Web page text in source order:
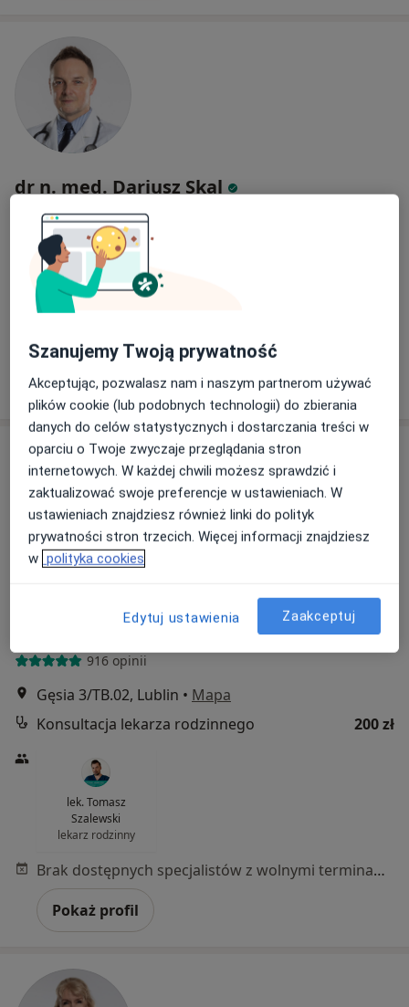
dr n. med. Dariusz Skal
Lekarz rodzinny·Więcej
106 opinii
Kapucyńska 1A, Lublin
Medical Centrum
Konsultacja internistyczna
Poproś o wizytę
MRI-Lab Centrum Medyczne
Medycyna rodzinna, Radiologia, Ultrasonografia·Więcej
916 opinii
Gęsia 3/TB.02, Lublin • Mapa
Konsultacja lekarza rodzinnego
200 zł
lek. Tomasz
Szalewski
lekarz rodzinny
Brak dostępnych specjalistów z wolnymi terminami w tym centrum medycznym.
Pokaż profil
Szanujemy Twoją prywatność
Akceptując, pozwalasz nam i naszym partnerom używać
plików cookie (lub podobnych technologii) do zbierania
danych do celów statystycznych i dostarczania treści w
oparciu o Twoje zwyczaje przeglądania stron
internetowych. W każdej chwili możesz sprawdzić i
zaktualizować swoje preferencje w ustawieniach. W
ustawieniach znajdziesz również linki do polityk
prywatności stron trzecich. Więcej informacji znajdziesz
w polityka cookies
Edytuj ustawienia Zaakceptuj